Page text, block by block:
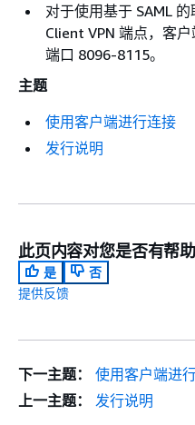
对于使用基于 SAML
Client VPN 端点，客
端口 8096-8115。
主题
使用客户端进行连接
发行说明
此页内容对您是否有帮助
是
否
提供反馈
下一主题：
使用客户端进
上一主题：
发行说明